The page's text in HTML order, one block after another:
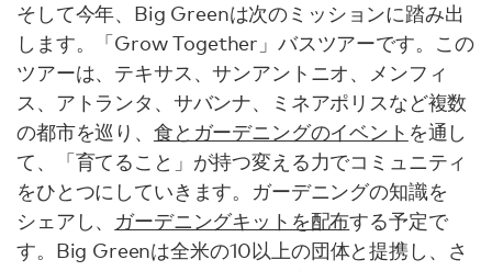
そして今年、Big Greenは次のミッションに踏み出
します。「Grow Together」バスツアーです。この
ツアーは、テキサス、サンアントニオ、メンフィ
ス、アトランタ、サバンナ、ミネアポリスなど複数
の都市を巡り、 食とガーデニングのイベント を通し
て、「育てること」が持つ変える力でコミュニティ
をひとつにしていきます。ガーデニングの知識を
シェアし、 ガーデニングキットを配布する予定で
す。Big Greenは全米の10以上の団体と提携し、さ